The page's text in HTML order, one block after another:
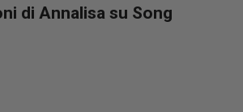
di Annalisa su Song